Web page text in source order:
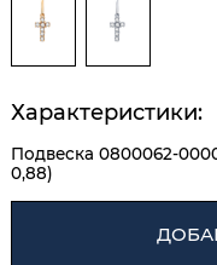
Характеристики:
Подвеска 0800062-
0,88)